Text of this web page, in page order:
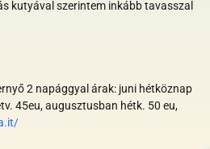
kutyával szerintem inkább tavasszal
2 napággyal árak: juni hétköznap
45eu, augusztusban hétk. 50 eu,